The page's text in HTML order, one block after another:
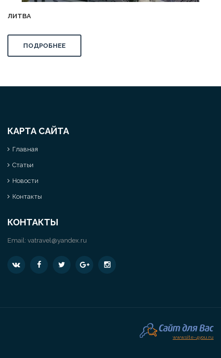
ЛИТВА
ПОДРОБНЕЕ
КАРТА САЙТА
Главная
Статьи
Новости
Контакты
КОНТАКТЫ
Email: vatravel@yandex.ru
www.site-4you.ru